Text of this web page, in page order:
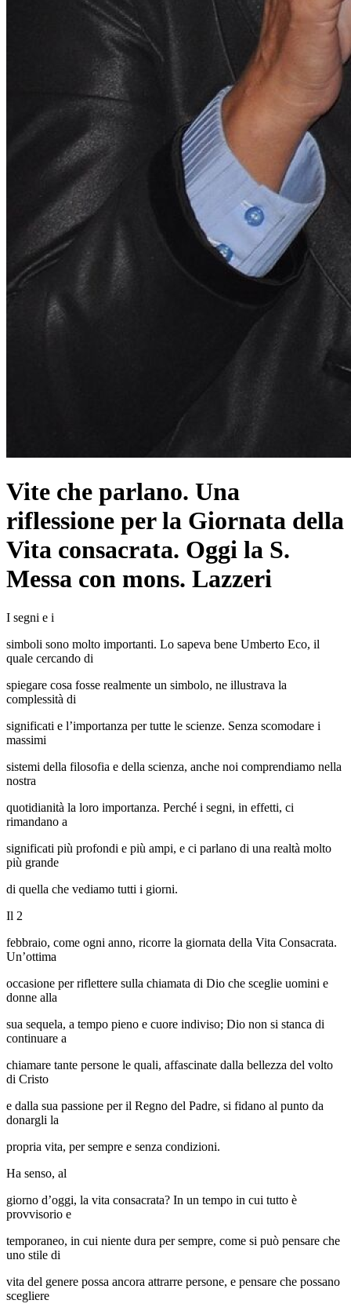
Vite che parlano. Una
riflessione per la Giornata della
Vita consacrata. Oggi la S.
Messa con mons. Lazzeri
I segni e i
simboli sono molto importanti. Lo sapeva bene Umberto Eco, il
quale cercando di
spiegare cosa fosse realmente un simbolo, ne illustrava la
complessità di
significati e l’importanza per tutte le scienze. Senza scomodare i
massimi
sistemi della filosofia e della scienza, anche noi comprendiamo nella
nostra
quotidianità la loro importanza. Perché i segni, in effetti, ci
rimandano a
significati più profondi e più ampi, e ci parlano di una realtà molto
più grande
di quella che vediamo tutti i giorni.
Il 2
febbraio, come ogni anno, ricorre la giornata della Vita Consacrata.
Un’ottima
occasione per riflettere sulla chiamata di Dio che sceglie uomini e
donne alla
sua sequela, a tempo pieno e cuore indiviso; Dio non si stanca di
continuare a
chiamare tante persone le quali, affascinate dalla bellezza del volto
di Cristo
e dalla sua passione per il Regno del Padre, si fidano al punto da
donargli la
propria vita, per sempre e senza condizioni.
Ha senso, al
giorno d’oggi, la vita consacrata? In un tempo in cui tutto è
provvisorio e
temporaneo, in cui niente dura per sempre, come si può pensare che
uno stile di
vita del genere possa ancora attrarre persone, e pensare che possano
scegliere